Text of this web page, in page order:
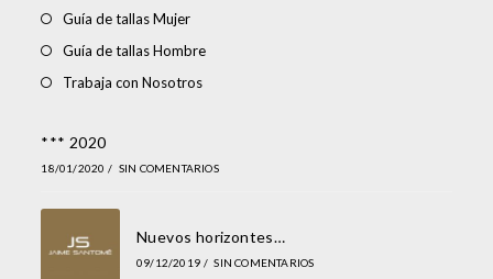
Guía de tallas Mujer
Guía de tallas Hombre
Trabaja con Nosotros
*** 2020
18/01/2020 / SIN COMENTARIOS
Nuevos horizontes…
09/12/2019 / SIN COMENTARIOS